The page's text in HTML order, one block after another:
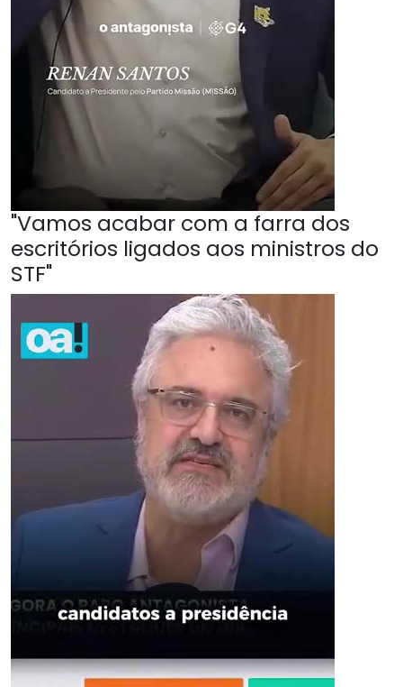
"Vamos acabar com a farra dos
escritórios ligados aos ministros do
STF"